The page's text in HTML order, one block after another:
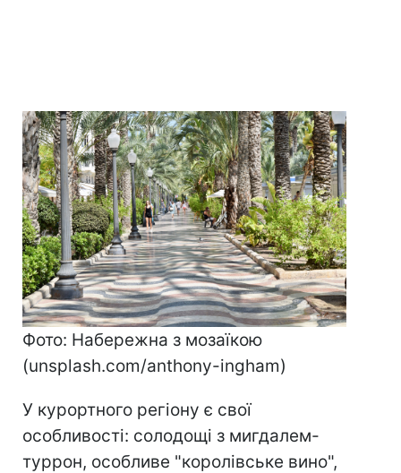
Фото: Набережна з мозаїкою
(unsplash.com/anthony-ingham)
У курортного регіону є свої
особливості: солодощі з мигдалем-
туррон, особливе "королівське вино",